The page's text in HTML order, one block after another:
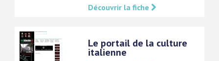
Découvrir la fiche
Le portail de la culture
italienne